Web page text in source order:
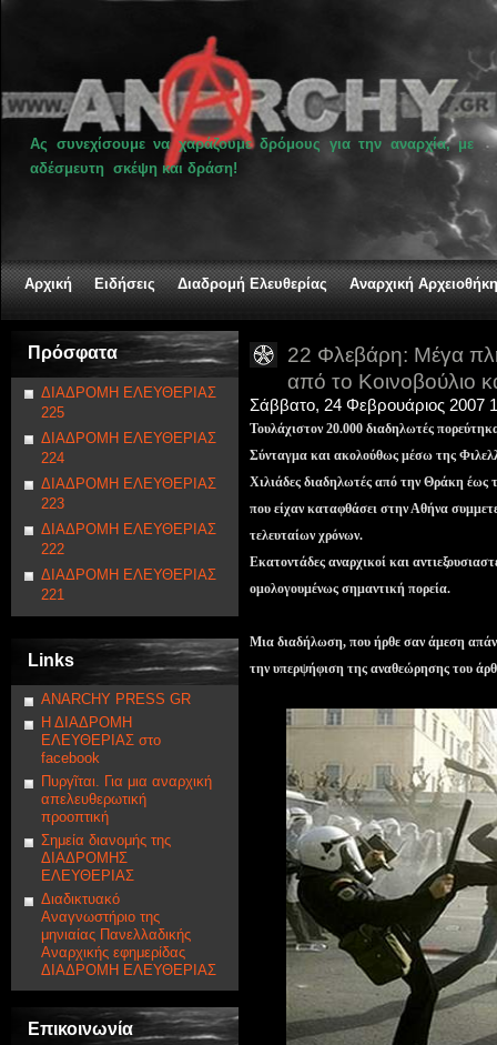
Ας συνεχίσουμε να χαράζουμε δρόμους για την αναρχία, με
αδέσμευτη σκέψη και δράση!
Αρχική Ειδήσεις Διαδρομή Ελευθερίας Αναρχική Αρχειοθήκη
Πρόσφατα
ΔΙΑΔΡΟΜΗ ΕΛΕΥΘΕΡΙΑΣ
225
ΔΙΑΔΡΟΜΗ ΕΛΕΥΘΕΡΙΑΣ
224
ΔΙΑΔΡΟΜΗ ΕΛΕΥΘΕΡΙΑΣ
223
ΔΙΑΔΡΟΜΗ ΕΛΕΥΘΕΡΙΑΣ
222
ΔΙΑΔΡΟΜΗ ΕΛΕΥΘΕΡΙΑΣ
221
Links
ANARCHY PRESS GR
Η ΔΙΑΔΡΟΜΗ
ΕΛΕΥΘΕΡΙΑΣ στο
facebook
Πυργῖται. Για μια αναρχική
απελευθερωτική
προοπτική
Σημεία διανομής της
ΔΙΑΔΡΟΜΗΣ
ΕΛΕΥΘΕΡΙΑΣ
Διαδικτυακό
Αναγνωστήριο της
μηνιαίας Πανελλαδικής
Αναρχικής εφημερίδας
ΔΙΑΔΡΟΜΗ ΕΛΕΥΘΕΡΙΑΣ
Επικοινωνία
22 Φλεβάρη: Μέγα
από το Κοινοβούλιο
Σάββατο, 24 Φεβρουάριος 2007
Τουλάχιστον 20.000 διαδηλωτές
Σύνταγμα και ακολούθως μέσω της
Χιλιάδες διαδηλωτές από την Θράκη έως
που είχαν καταφθάσει στην Αθήνα
τελευταίων χρόνων.
Εκατοντάδες αναρχικοί και
ομολογουμένως σημαντική πορεία.
Μια διαδήλωση, που ήρθε σαν άμεση
την υπερψήφιση της αναθεώρησης του